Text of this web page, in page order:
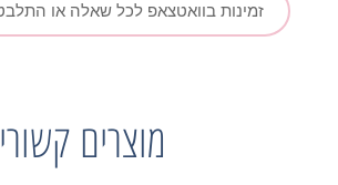
זמינות בוואטצאפ לכל שאלה או
מוצרים